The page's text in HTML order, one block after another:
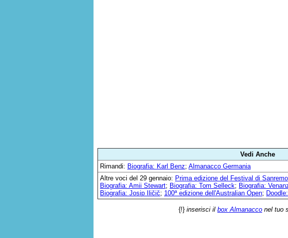
Vedi Anche
Rimandi: Biografia: Karl Benz; Almanacco Germania
Altre voci del 29 gennaio: Prima edizione del Festival di Sanremo
Biografia: Amii Stewart; Biografia: Tom Selleck; Biografia:
Biografia: Josip Iličič; 100ª edizione dell'Australian Open;
{!} inserisci il box Almanacco nel tuo